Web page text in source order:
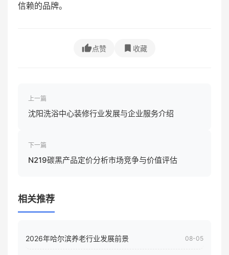
信赖的品牌。
点赞 收藏
上一篇
沈阳洗浴中心装修行业发展与企业服务介绍
下一篇
N219碳黑产品定价分析市场竞争与价值评估
相关推荐
2026年哈尔滨养老行业发展前景 08-05